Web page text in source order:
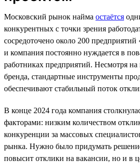
Московский рынок найма остаётся
конкурентных с точки зрения
сосредоточено около 200
и компания постоянно нуждается в
работниках предприятий. Несмотря
бренда, стандартные инструменты
обеспечивают стабильный поток
В конце 2024 года компания
факторами: низким количеством
конкуренции за массовых
рынка. Нужно было придумать
повысит отклики на вакансии, но и в